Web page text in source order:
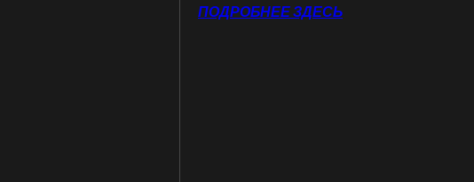
ПОДРОБНЕЕ ЗДЕСЬ